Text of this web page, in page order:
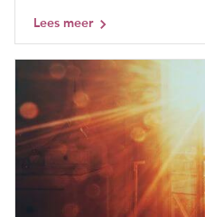
Lees meer